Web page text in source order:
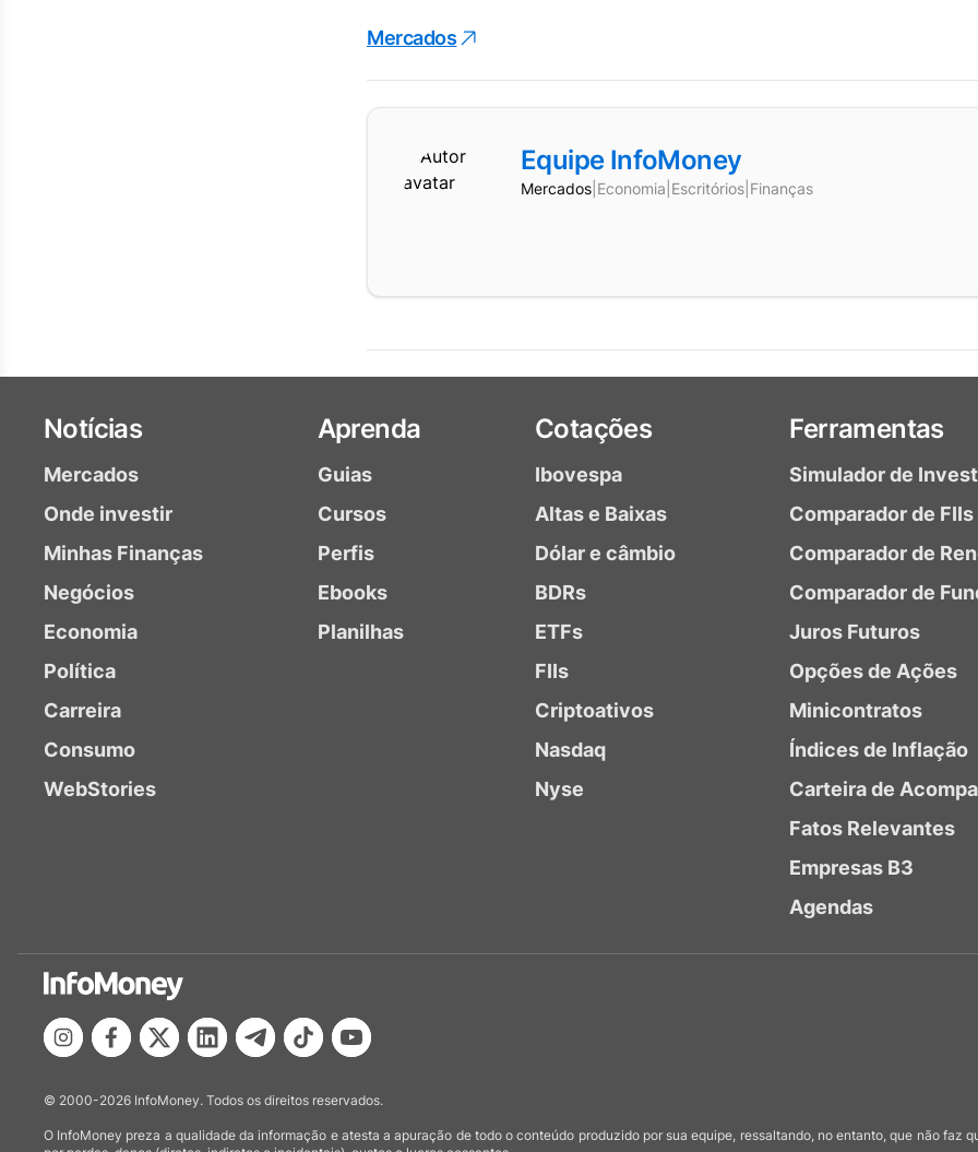
Mercados
Equipe InfoMoney
Mercados Economia Escritórios Finanças
Notícias
Mercados
Onde investir
Minhas Finanças
Negócios
Economia
Política
Carreira
Consumo
WebStories
Aprenda
Guias
Cursos
Perfis
Ebooks
Planilhas
Cotações
Ibovespa
Altas e Baixas
Dólar e câmbio
BDRs
ETFs
FIIs
Criptoativos
Nasdaq
Nyse
Ferramentas
Simulador de
Comparador de FIIs
Comparador de
Comparador de
Juros Futuros
Opções de Ações
Minicontratos
Índices de Inflação
Carteira de
Fatos Relevantes
Empresas B3
Agendas
© 2000-2026 InfoMoney. Todos os direitos reservados.
O InfoMoney preza a qualidade da informação e atesta a apuração de todo o conteúdo produzido por sua equipe, ressaltando, no entanto, que não faz